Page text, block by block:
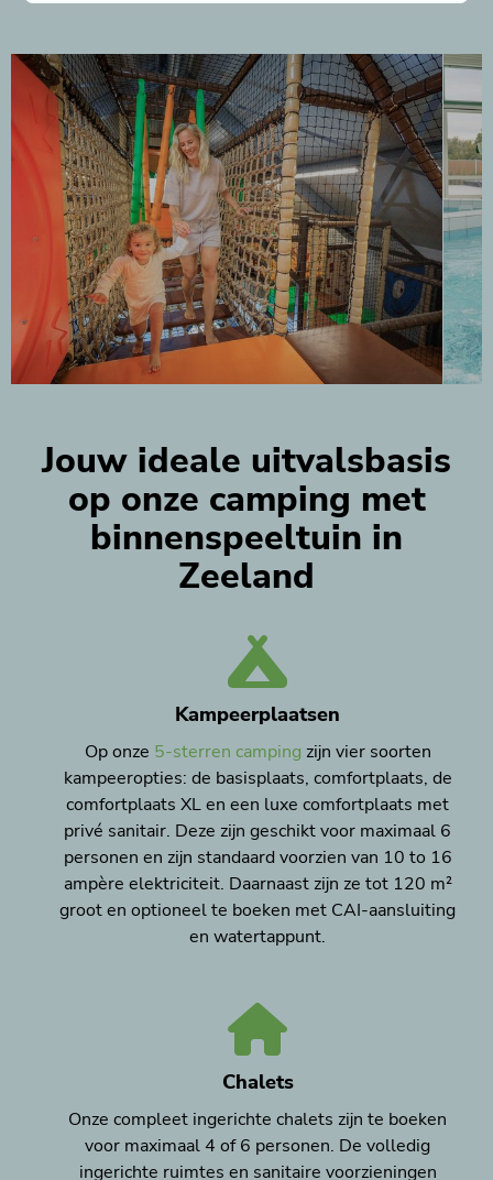
Jouw ideale uitvalsbasis
op onze camping met
binnenspeeltuin in
Zeeland
Kampeerplaatsen
Op onze 5-sterren camping zijn vier soorten
kampeeropties: de basisplaats, comfortplaats, de
comfortplaats XL en een luxe comfortplaats met
privé sanitair. Deze zijn geschikt voor maximaal 6
personen en zijn standaard voorzien van 10 to 16
ampère elektriciteit. Daarnaast zijn ze tot 120 m²
groot en optioneel te boeken met CAI-aansluiting
en watertappunt.
Chalets
Onze compleet ingerichte chalets zijn te boeken
voor maximaal 4 of 6 personen. De volledig
ingerichte ruimtes en sanitaire voorzieningen